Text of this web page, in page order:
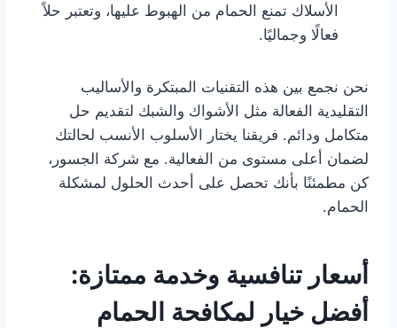
الأسلاك تمنع الحمام من الهبوط عليها، وتعتبر حلاً
فعالًا وجماليًا.
نحن نجمع بين هذه التقنيات المبتكرة والأساليب
التقليدية الفعالة مثل الأشواك والشبك لتقديم حل
متكامل ودائم. فريقنا يختار الأسلوب الأنسب لحالتك
لضمان أعلى مستوى من الفعالية. مع شركة الجسور،
كن مطمئنًا بأنك تحصل على أحدث الحلول لمشكلة
الحمام.
أسعار تنافسية وخدمة ممتازة:
أفضل خيار لمكافحة الحمام